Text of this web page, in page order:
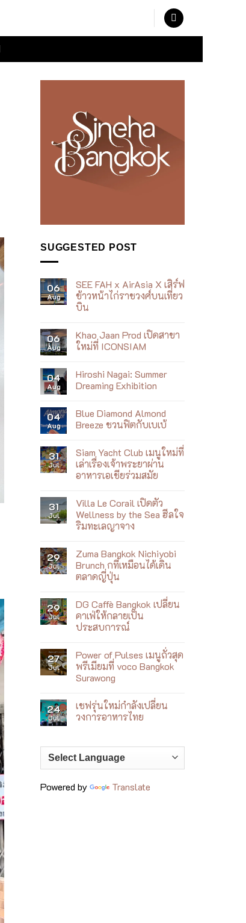
SUGGESTED POST
06
Aug
SEE FAH x AirAsia X เสิร์ฟ
ข้าวหน้าไก่ราชวงศ์บนเที่ยว
บิน
on
SEE
FAH
X
เสิร์ฟ
ข้าว
ราชวงศ์
บน
เที่ยว
06
Aug
Khao Jaan Prod เปิดสาขา
ใหม่ที่ ICONSIAM
on
Khao
Jaan
สาขา
ใหม่
ที่
04
Aug
Hiroshi Nagai: Summer
Dreaming Exhibition
on
Hiroshi
Nagai:
Exhibition
04
Aug
Blue Diamond Almond
Breeze ชวนฟิตกับเบเบ้
on
Blue
Diamond
Almond
ฟิต
กับ
เบ
เบ้
31
Jul
Siam Yacht Club เมนูใหม่ที่
เล่าเรื่องเจ้าพระยาผ่าน
อาหารเอเชียร่วมสมัย
on
Siam
Yacht
Club
ที่
เล่า
เรื่อง
เจ้าพระยา
ผ่าน
ร่วม
สมัย
31
Jul
Villa Le Corail เปิดตัว
Wellness by the Sea ฮีลใจ
ริมทะเลญาจาง
on
Villa
Le
Corail
Wellness
by
the
Sea
ฮีล
ทะเล
ญา
จาง
29
Jul
Zuma Bangkok Nichiyobi
Brunch กที่เหมือนได้เดิน
ตลาดญี่ปุ่น
on
Zuma
Bangkok
Nichiyobi
ที่
เหมือน
ได้
เดิน
ตลาด
29
Jul
DG Caffè Bangkok เปลี่ยน
คาเฟ่ให้กลายเป็น
ประสบการณ์
on
DG
Caffè
Bangkok
ให้
กลาย
เป็น
27
Jul
Power of Pulses เมนูถั่วสุด
พรีเมียมที่ voco Bangkok
Surawong
Comments
on
Power
of
ถั่ว
สุด
พรีเมียม
ที่
Bangkok
Surawong
24
Jul
เชฟรุ่นใหม่กำลังเปลี่ยน
วงการอาหารไทย
on
เชฟ
รุ่น
ใหม่
เปลี่ยน
วงการ
Powered by Translate